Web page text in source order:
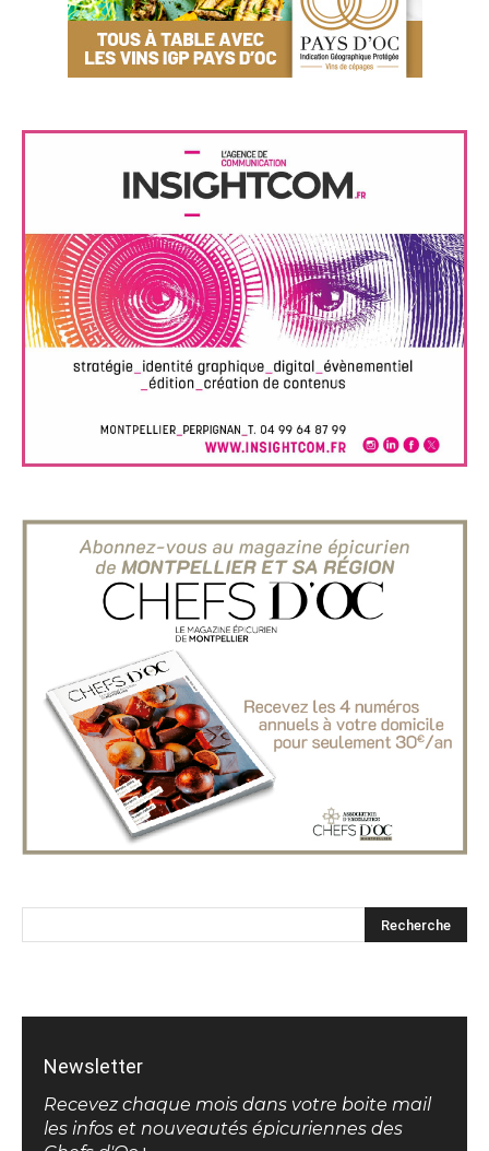
Newsletter
Recevez chaque mois dans votre boite mail
les infos et nouveautés épicuriennes des